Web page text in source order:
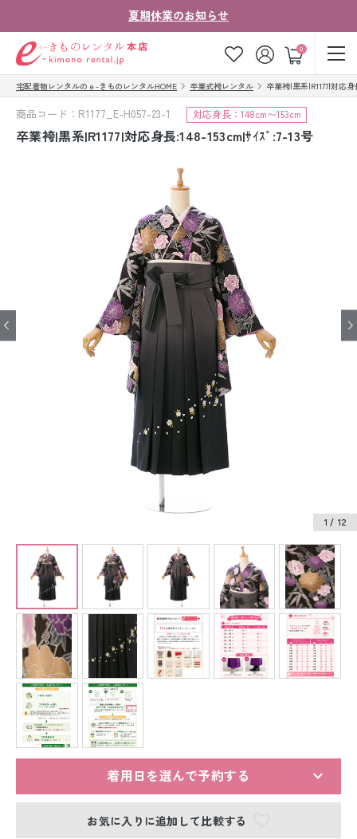
夏期休業のお知らせ
0
ゲスト
お気に入り ログイン カート
ご注文の流れ
法人・グループの
お客様はこちら
着物の種類から探す
七五三レンタル
ジュニア着物レンタル
ジュニア洋装レンタル
ベビー洋装レンタル
紋付袴レンタル
留袖レンタル
スーツレンタル
色打掛&紋付袴レンタル
宅配着物レンタルのｅ-きものレンタルHOME 卒業式袴レンタル 卒業袴|黒系|R1177|対応
商品コード：R1177_E-H057-23-1 対応身長：148cm〜153cm
卒業袴|黒系|R1177|対応身長:148-153cm|ｻｲｽﾞ:7-13号
1 / 12
着用日を選んで予約する
お気に入りに追加して比較する